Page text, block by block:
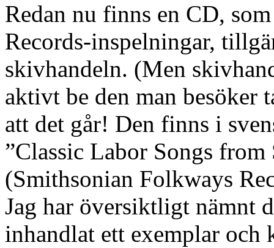
Redan nu finns en CD,
Records-inspelningar,
skivhandeln. (Men
aktivt be den man besöker
att det går! Den finns i
”Classic Labor Songs
(Smithsonian Folkways
Jag har översiktligt nämnt
inhandlat ett exemplar och